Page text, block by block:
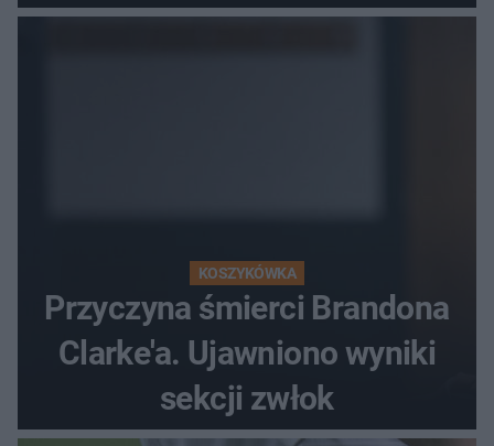
popłochu
KOSZYKÓWKA
Przyczyna śmierci Brandona
Clarke'a. Ujawniono wyniki
sekcji zwłok